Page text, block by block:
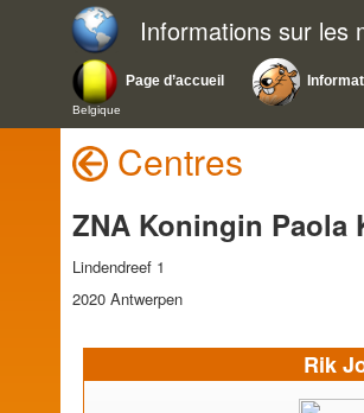
Informations sur les
Page d’accueil
Belgique
Centres
ZNA Koningin Paola
Lindendreef 1
2020 Antwerpen
Rik